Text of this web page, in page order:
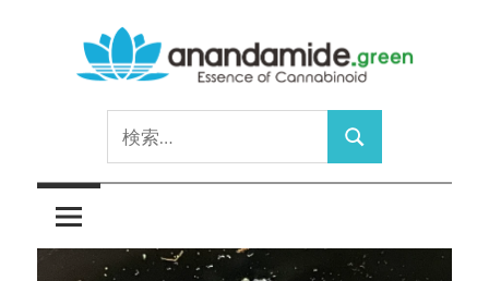
anandamide.green
Cannabinoid
索:
検
索